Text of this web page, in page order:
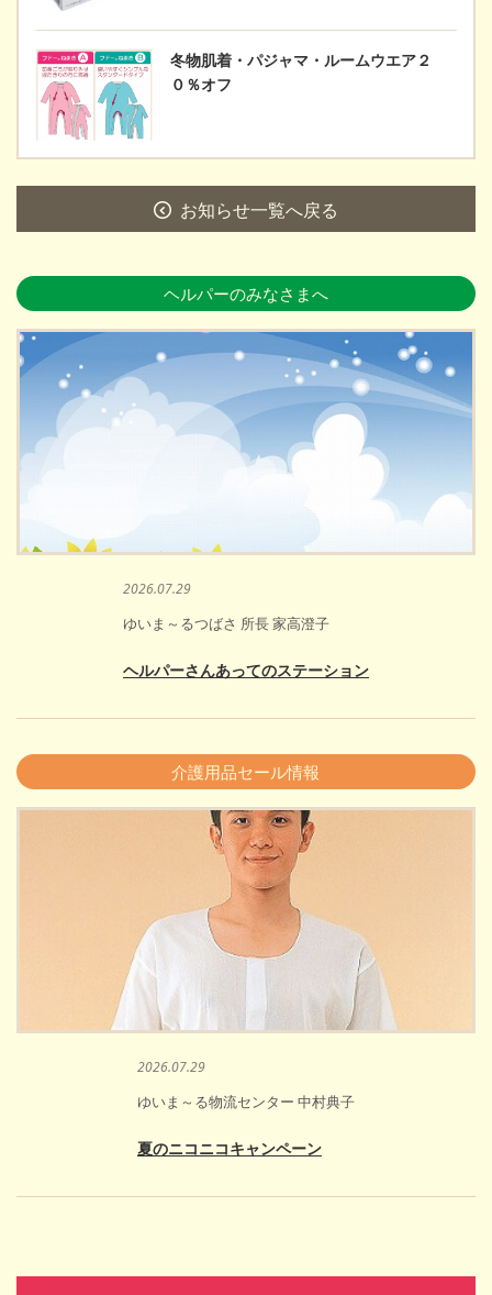
冬物肌着・パジャマ・ルームウエア２
０％オフ
お知らせ一覧へ戻る
ヘルパーのみなさまへ
2026.07.29
ゆいま～るつばさ 所長 家高澄子
ヘルパーさんあってのステーション
介護用品セール情報
2026.07.29
ゆいま～る物流センター 中村典子
夏のニコニコキャンペーン